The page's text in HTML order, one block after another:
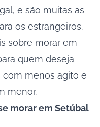
e são muitas as
os estrangeiros.
sobre morar em
quem deseja
com menos agito e
menor.
morar em Setúbal